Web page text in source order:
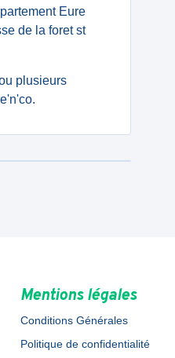
Eure
de la foret st
plusieurs
Mentions légales
Conditions Générales
Politique de confidentialité